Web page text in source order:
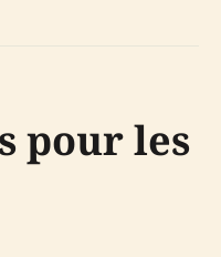
pour les